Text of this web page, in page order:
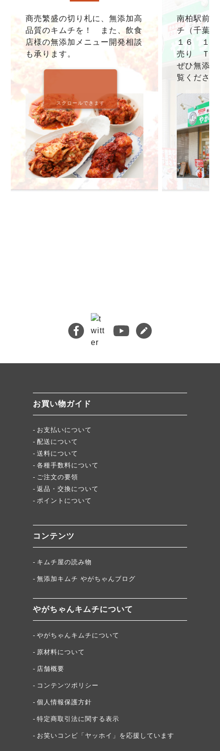
商売繁盛の切り札に、無添加高
品質のキムチを！ また、飲食
店様の無添加メニュー開発相談
も承ります。
南柏駅前
チ（千葉
１６ １F
売り ＴＥ
ぜひ無添
覧くださ
スクロールできます
熊本地震義援金について
キムチバイキングはお得です！
牡蠣ジュルカレー、絶品中の絶品!
絶品チャーシュー、おすすめ！
「頂・その先」圧倒的美味！
お買い物ガイド
お支払いについて
配送について
送料について
各種手数料について
ご注文の要領
返品・交換について
ポイントについて
コンテンツ
キムチ屋の読み物
無添加キムチ やがちゃんブログ
やがちゃんキムチについて
やがちゃんキムチについて
原材料について
店舗概要
コンテンツポリシー
個人情報保護方針
特定商取引法に関する表示
お笑いコンビ「ヤッホイ」を応援しています